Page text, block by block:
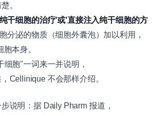
。
干细胞的治疗'或'直接注入纯干细胞的方
分泌的物质（细胞外囊泡）加以利用，
本身。
胞"一词来一并说明，
Cellinique 不会那样介绍。
说明：据 Daily Pharm 报道，